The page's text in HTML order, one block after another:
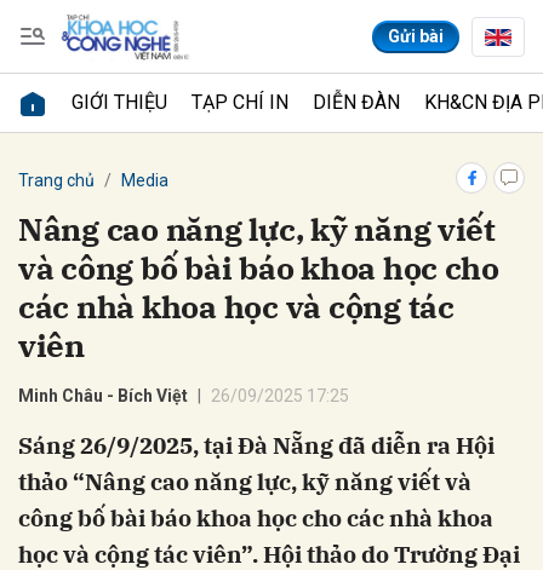
Gửi bài
GIỚI THIỆU TẠP CHÍ IN DIỄN ĐÀN KH&CN ĐỊA
Trang chủ Media
Nâng cao năng lực, kỹ năng viết
và công bố bài báo khoa học cho
các nhà khoa học và cộng tác
viên
Minh Châu - Bích Việt 26/09/2025 17:25
Sáng 26/9/2025, tại Đà Nẵng đã diễn ra Hội
thảo “Nâng cao năng lực, kỹ năng viết và
công bố bài báo khoa học cho các nhà khoa
học và cộng tác viên”. Hội thảo do Trường Đại
Gửi bình luận
Hủy